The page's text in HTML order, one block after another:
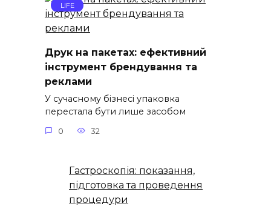
LIFE
Друк на пакетах: ефективний
інструмент брендування та
реклами
У сучасному бізнесі упаковка
перестала бути лише засобом
0 32
Гастроскопія: показання,
підготовка та проведення
процедури